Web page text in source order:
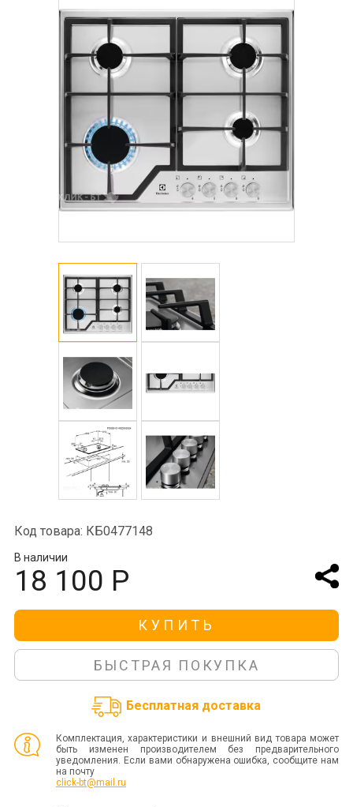
Код товара: КБ0477148
В наличии
18 100 Р
КУПИТЬ
БЫСТРАЯ ПОКУПКА
Бесплатная доставка
Комплектация, характеристики и внешний вид товара может
быть изменен производителем без предварительного
уведомления. Если вами обнаружена ошибка, сообщите нам
на почту
click-bt@mail.ru